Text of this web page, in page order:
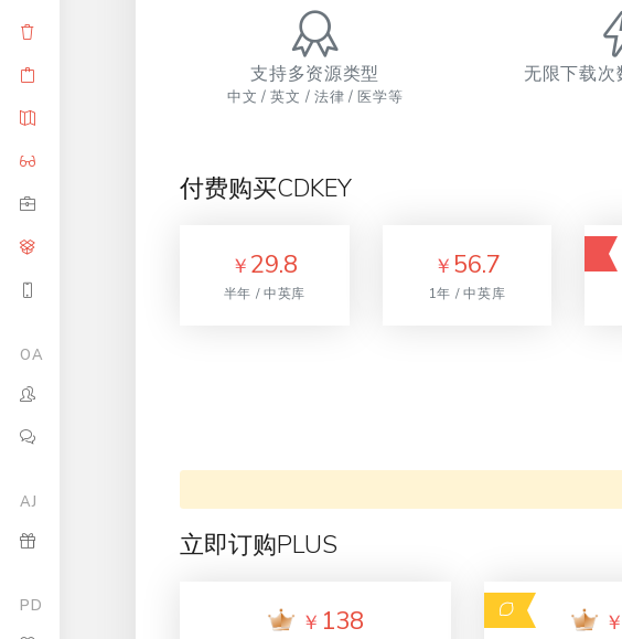
OA
AJ
PD
支持多资源类型
中文 / 英文 / 法律 / 医学等
无限下载
付费购买CDKEY
￥ 29.8
半年 / 中英库
￥ 56.7
1年 / 中英库
立即订购PLUS
￥ 138 ￥